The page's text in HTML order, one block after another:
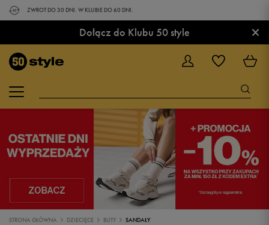
ZWROT DO 30 DNI. W KLUBIE DO 60 DNI.
Dołącz do Klubu 50 style ×
STRONA GŁÓWNA DZIECIĘCE BUTY SANDAŁY